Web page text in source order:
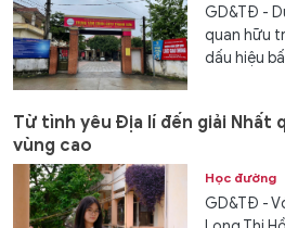
GD&TĐ -
quan hữu
dấu hiệu
Từ tình yêu Địa lí đến giải Nhất
vùng cao
Học đường
GD&TĐ -